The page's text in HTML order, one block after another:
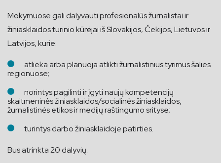
Mokymuose gali dalyvauti profesionalūs žurnalistai ir
žiniasklaidos turinio kūrėjai iš Slovakijos, Čekijos, Lietuvos ir
Latvijos, kurie:
atlieka arba planuoja atlikti žurnalistinius tyrimus šalies
regionuose;
norintys pagilinti ir įgyti naujų kompetencijų
skaitmeninės žiniasklaidos/socialinės žiniasklaidos,
žurnalistinės etikos ir medijų raštingumo srityse;
turintys darbo žiniasklaidoje patirties.
Bus atrinkta 20 dalyvių.